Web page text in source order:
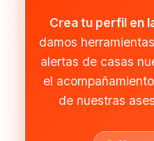
Crea tu perfil en
damos
alertas de casas
el
de nuestras